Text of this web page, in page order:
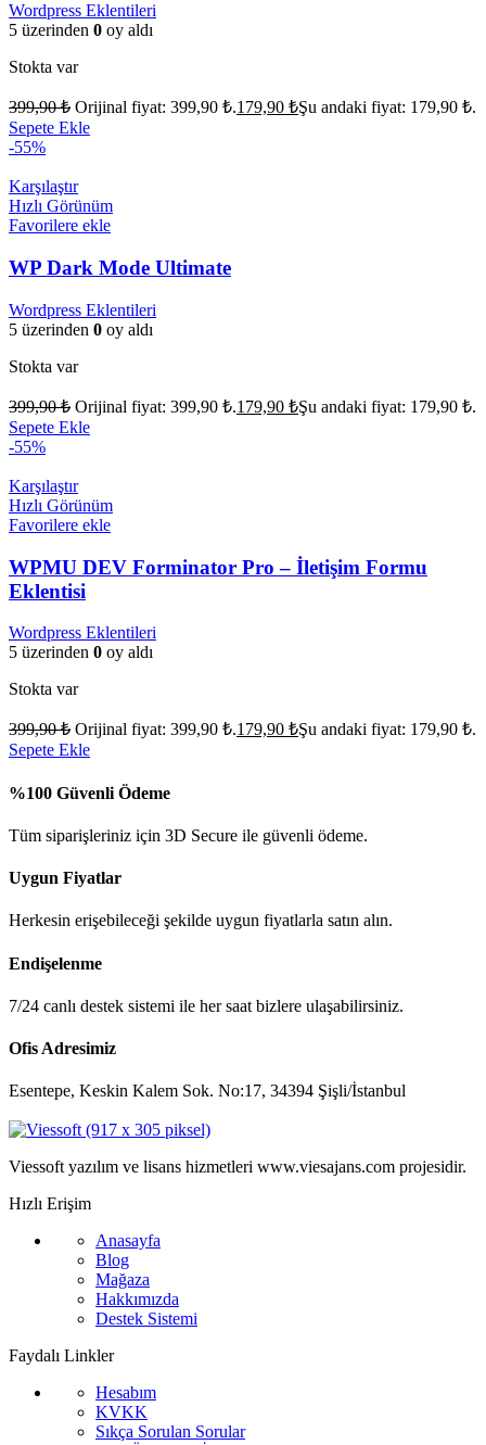
Wordpress Eklentileri
5 üzerinden 0 oy aldı
Stokta var
399,90₺ Orijinal fiyat: 399,90 ₺.179,90 ₺Şu andaki fiyat: 179,90 ₺.
Sepete Ekle
-55%
Karşılaştır
Hızlı Görünüm
Favorilere ekle
WP Dark Mode Ultimate
Wordpress Eklentileri
5 üzerinden 0 oy aldı
Stokta var
399,90₺ Orijinal fiyat: 399,90 ₺.179,90 ₺Şu andaki fiyat: 179,90 ₺.
Sepete Ekle
-55%
Karşılaştır
Hızlı Görünüm
Favorilere ekle
WPMU DEV Forminator Pro – İletişim Formu
Eklentisi
Wordpress Eklentileri
5 üzerinden 0 oy aldı
Stokta var
399,90₺ Orijinal fiyat: 399,90 ₺.179,90 ₺Şu andaki fiyat: 179,90 ₺.
Sepete Ekle
%100 Güvenli Ödeme
Tüm siparişleriniz için 3D Secure ile güvenli ödeme.
Uygun Fiyatlar
Herkesin erişebileceği şekilde uygun fiyatlarla satın alın.
Endişelenme
7/24 canlı destek sistemi ile her saat bizlere ulaşabilirsiniz.
Ofis Adresimiz
Esentepe, Keskin Kalem Sok. No:17, 34394 Şişli/İstanbul
Viessoft yazılım ve lisans hizmetleri www.viesajans.com projesidir.
Hızlı Erişim
Anasayfa
Blog
Mağaza
Hakkımızda
Destek Sistemi
Faydalı Linkler
Hesabım
KVKK
Sıkça Sorulan Sorular